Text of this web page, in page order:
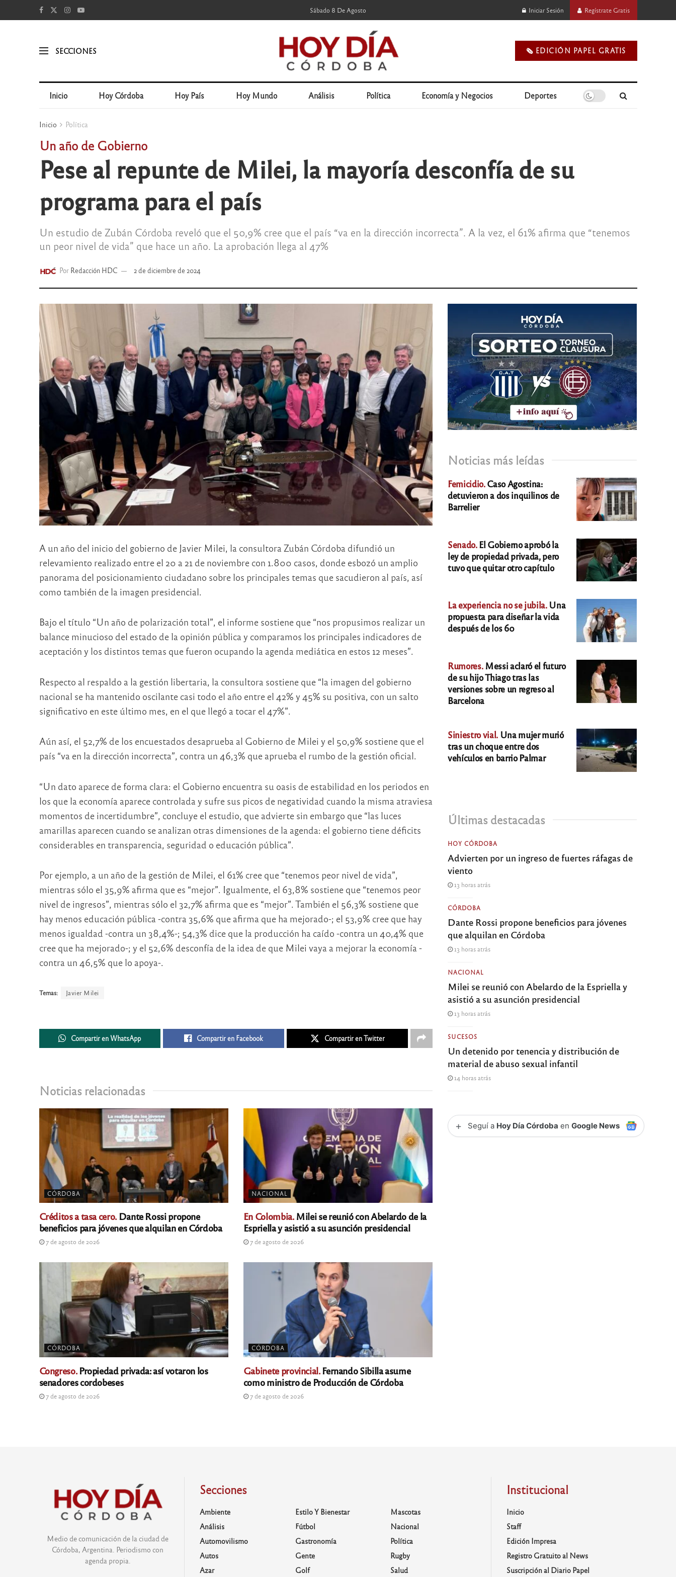
Sábado 8 De Agosto Iniciar Sesión Regístrate Gratis
SECCIONES 🗞️ EDICIÓN PAPEL GRATIS
Inicio Hoy Córdoba Hoy País Hoy Mundo Análisis Política Economía y Negocios Deportes
Inicio Política
Un año de Gobierno
Pese al repunte de Milei, la mayoría desconfía de su
programa para el país
Un estudio de Zubán Córdoba reveló que el 50,9% cree que el país “va en la dirección incorrecta”. A la vez, el 61% afirma que “tenemos
un peor nivel de vida” que hace un año. La aprobación llega al 47%
Por Redacción HDC 2 de diciembre de 2024
A un año del inicio del gobierno de Javier Milei, la consultora Zubán Córdoba difundió un
relevamiento realizado entre el 20 a 21 de noviembre con 1.800 casos, donde esbozó un amplio
panorama del posicionamiento ciudadano sobre los principales temas que sacudieron al país, así
como también de la imagen presidencial.
Bajo el título “Un año de polarización total”, el informe sostiene que “nos propusimos realizar un
balance minucioso del estado de la opinión pública y comparamos los principales indicadores de
aceptación y los distintos temas que fueron ocupando la agenda mediática en estos 12 meses”.
Respecto al respaldo a la gestión libertaria, la consultora sostiene que “la imagen del gobierno
nacional se ha mantenido oscilante casi todo el año entre el 42% y 45% su positiva, con un salto
significativo en este último mes, en el que llegó a tocar el 47%”.
Aún así, el 52,7% de los encuestados desaprueba al Gobierno de Milei y el 50,9% sostiene que el
país “va en la dirección incorrecta”, contra un 46,3% que aprueba el rumbo de la gestión oficial.
“Un dato aparece de forma clara: el Gobierno encuentra su oasis de estabilidad en los periodos en
los que la economía aparece controlada y sufre sus picos de negatividad cuando la misma atraviesa
momentos de incertidumbre”, concluye el estudio, que advierte sin embargo que “las luces
amarillas aparecen cuando se analizan otras dimensiones de la agenda: el gobierno tiene déficits
considerables en transparencia, seguridad o educación pública”.
Por ejemplo, a un año de la gestión de Milei, el 61% cree que “tenemos peor nivel de vida”,
mientras sólo el 35,9% afirma que es “mejor”. Igualmente, el 63,8% sostiene que “tenemos peor
nivel de ingresos”, mientras sólo el 32,7% afirma que es “mejor”. También el 56,3% sostiene que
hay menos educación pública -contra 35,6% que afirma que ha mejorado-; el 53,9% cree que hay
menos igualdad -contra un 38,4%-; 54,3% dice que la producción ha caído -contra un 40,4% que
cree que ha mejorado-; y el 52,6% desconfía de la idea de que Milei vaya a mejorar la economía -
contra un 46,5% que lo apoya-.
Temas: Javier Milei
Compartir en WhatsApp Compartir en Facebook Compartir en Twitter
Noticias relacionadas
CÓRDOBA
Créditos a tasa cero.Dante Rossi propone
beneficios para jóvenes que alquilan en Córdoba
7 de agosto de 2026
NACIONAL
En Colombia.Milei se reunió con Abelardo de la
Espriella y asistió a su asunción presidencial
7 de agosto de 2026
CÓRDOBA
Congreso.Propiedad privada: así votaron los
senadores cordobeses
7 de agosto de 2026
CÓRDOBA
Gabinete provincial.Fernando Sibilla asume
como ministro de Producción de Córdoba
7 de agosto de 2026
Noticias más leídas
Femicidio.Caso Agostina:
detuvieron a dos inquilinos de
Barrelier
Senado.El Gobierno aprobó la
ley de propiedad privada, pero
tuvo que quitar otro capítulo
La experiencia no se jubila.Una
propuesta para diseñar la vida
después de los 60
Rumores.Messi aclaró el futuro
de su hijo Thiago tras las
versiones sobre un regreso al
Barcelona
Siniestro vial. Una mujer murió
tras un choque entre dos
vehículos en barrio Palmar
Últimas destacadas
HOY CÓRDOBA
Advierten por un ingreso de fuertes ráfagas de
viento
13 horas atrás
CÓRDOBA
Dante Rossi propone beneficios para jóvenes
que alquilan en Córdoba
13 horas atrás
NACIONAL
Milei se reunió con Abelardo de la Espriella y
asistió a su asunción presidencial
13 horas atrás
SUCESOS
Un detenido por tenencia y distribución de
material de abuso sexual infantil
14 horas atrás
+ Seguí a Hoy Día Córdoba enGoogle News
Medio de comunicación de la ciudad de
Córdoba, Argentina. Periodismo con
agenda propia.
Secciones
Ambiente
Análisis
Automovilismo
Autos
Azar
Estilo Y Bienestar
Fútbol
Gastronomía
Gente
Golf
Mascotas
Nacional
Política
Rugby
Salud
Institucional
Inicio
Staff
Edición Impresa
Registro Gratuito al News
Suscripción al Diario Papel